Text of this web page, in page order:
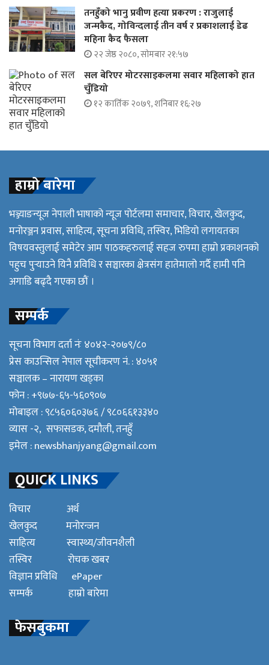
तनहुँको भानु प्रवीण हत्या प्रकरण : राजुलाई
जन्मकैद, गोविन्दलाई तीन वर्ष र प्रकाशलाई डेढ
महिना कैद फैसला
२२ जेष्ठ २०८०, सोमबार २१:५७
सल बेरिएर मोटरसाइकलमा सवार महिलाको हात
चुँडियो
१२ कार्तिक २०७९, शनिबार १६:२७
हाम्रो बारेमा
भञ्ज्याङन्यूज नेपाली भाषाको न्यूज पोर्टलमा समाचार, विचार, खेलकुद,
मनोरञ्जन प्रवास, साहित्य, सूचना प्रविधि, तस्विर, भिडियो लगायतका
विषयवस्तुलाई समेटेर आम पाठकहरुलाई सहज रुपमा हाम्रो प्रकाशनको
पहुच पुर्‍याउने यिनै प्रविधि र सञ्चारका क्षेत्रसंग हातेमालो गर्दै हामी पनि
अगाडि बढ्दै गएका छौं ।
सम्पर्क
सूचना विभाग दर्ता नंः ४०४२-२०७९/८०
प्रेस काउन्सिल नेपाल सूचीकरण नं. : ४०५१
सञ्चालक – नारायण खड्का
फोन : +९७७-६५-५६०९०७
मोबाइल : ९८५६०६०३७६ / ९८०६६१३३४०
व्यास -२, सफासडक, दमौली, तनहुँ
इमेल :newsbhanjyang@gmail.com
QUICK LINKS
विचार
अर्थ
खेलकुद
मनोरन्जन
साहित्य
स्वास्थ्य/जीवनशैली
तस्विर
रोचक खबर
विज्ञान प्रविधि
ePaper
सम्पर्क
हाम्रो बारेमा
फेसबुकमा